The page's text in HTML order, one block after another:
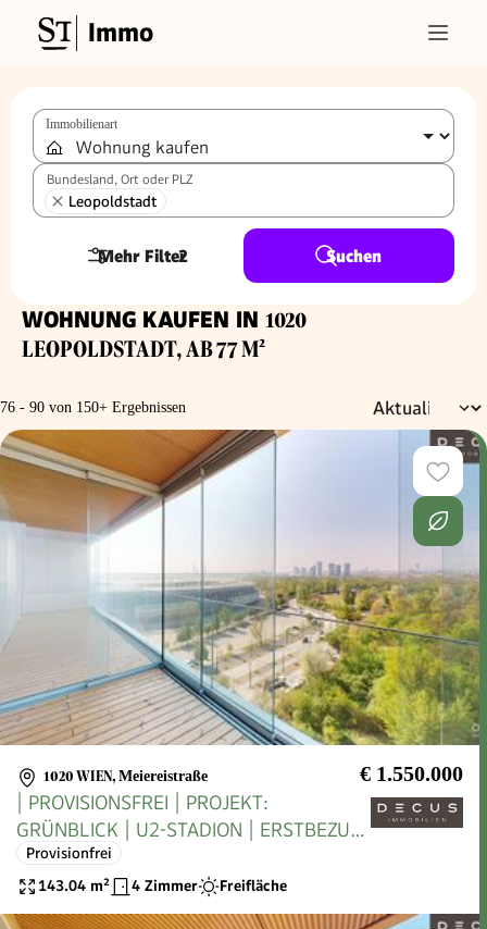
Immo
Immobilienart
Bundesland, Ort oder PLZ
Leopoldstadt
Mehr Filter
2 Suchen
WOHNUNG KAUFEN IN 1020
LEOPOLDSTADT, AB 77 M²
76 - 90 von 150+ Ergebnissen
1020 WIEN, Meiereistraße € 1.550.000
| PROVISIONSFREI | PROJEKT:
GRÜNBLICK | U2-STADION | ERSTBEZUG
Provisionfrei
143.04 m² 4 Zimmer Freifläche